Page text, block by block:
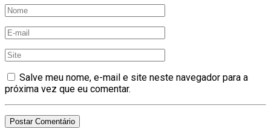
Salve meu nome, e-mail e site neste navegador para a
próxima vez que eu comentar.